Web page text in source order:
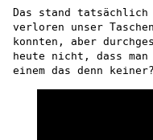
Das stand
verloren unser
konnten, aber
heute nicht, dass man
einem das denn